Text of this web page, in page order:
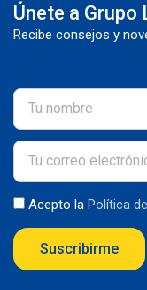
Únete a Grupo
Recibe consejos y
Acepto la Política
Suscribirme